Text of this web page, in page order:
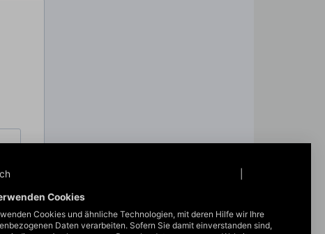
Cookies
Cookies und ähnliche Technologien, mit deren Hilfe wir Ihre
Daten verarbeiten. Sofern Sie damit einverstanden sind,